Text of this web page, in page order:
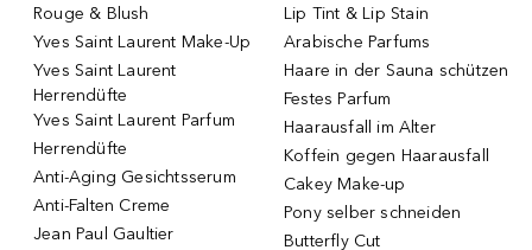
Rouge & Blush
Yves Saint Laurent Make-Up
Yves Saint Laurent
Herrendüfte
Yves Saint Laurent Parfum
Herrendüfte
Anti-Aging Gesichtsserum
Anti-Falten Creme
Jean Paul Gaultier
Lip Tint & Lip Stain
Arabische Parfums
Haare in der Sauna schützen
Festes Parfum
Haarausfall im Alter
Koffein gegen Haarausfall
Cakey Make-up
Pony selber schneiden
Butterfly Cut